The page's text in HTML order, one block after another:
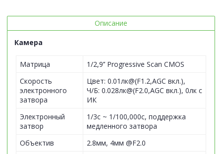
Описание
Камера
Матрица
1/2,9’’ Progressive Scan CMOS
Скорость
электронного
затвора
Цвет: 0.01лк@(F1.2,AGC вкл.),
Ч/Б: 0.028лк@(F2.0,AGC вкл.), 0лк с
ИК
Электронный
затвор
1/3с ~ 1/100,000с, поддержка
медленного затвора
Объектив
2.8мм, 4мм @F2.0